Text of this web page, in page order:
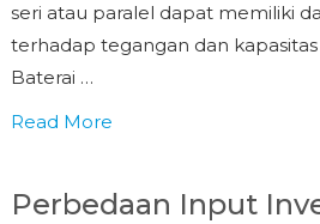
seri atau paralel dapat memiliki
terhadap tegangan dan
Baterai …
Read More
Perbedaan Input